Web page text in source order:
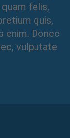
felis,
quis,
enim. Donec
vulputate